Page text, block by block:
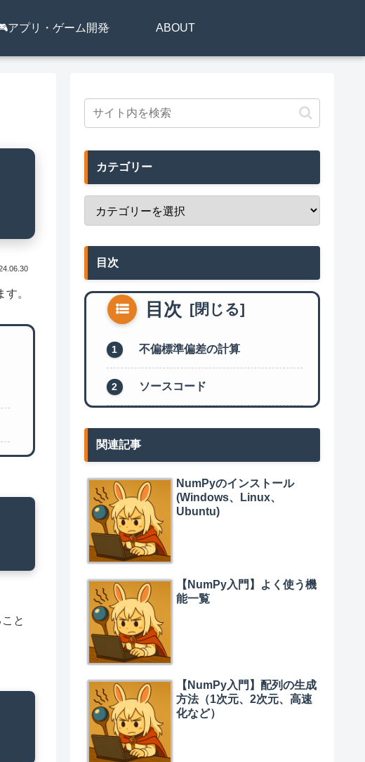
アプリ・ゲーム開発 ABOUT
。
と
カテゴリー
目次
目次
不偏標準偏差の計算
ソースコード
関連記事
NumPyのインストール
(Windows、Linux、
Ubuntu)
【NumPy入門】よく使う機
能一覧
【NumPy入門】配列の生成
方法（1次元、2次元、高速
化など）